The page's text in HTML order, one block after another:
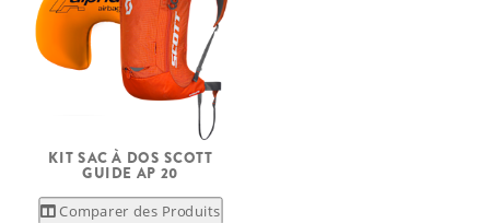
KIT SAC À DOS SCOTT
GUIDE AP 20
Comparer des Produits